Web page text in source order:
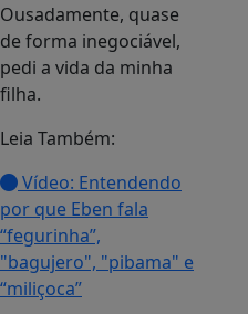
Ousadamente, quase
de forma inegociável,
pedi a vida da minha
filha.
Leia Também:
Vídeo: Entendendo
por que Eben fala
“fegurinha”,
"bagujero", "pibama" e
“miliçoca”